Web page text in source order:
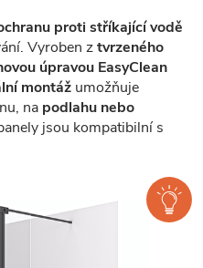
proti stříkající vodě
Vyroben ztvrzeného
úpravou EasyClean
montáž umožňuje
na podlahu nebo
jsou kompatibilní s